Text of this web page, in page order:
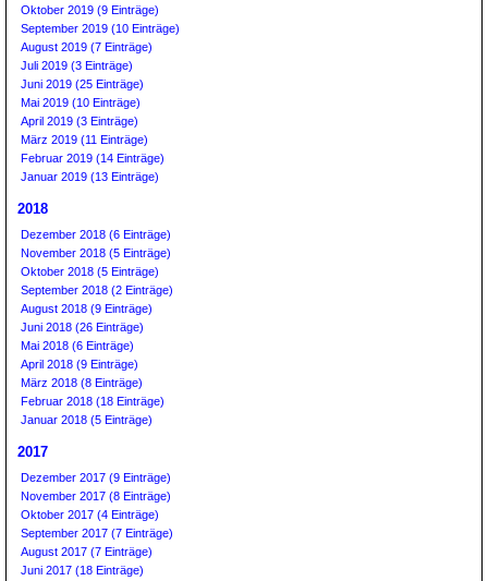
Oktober 2019 (9 Einträge)
September 2019 (10 Einträge)
August 2019 (7 Einträge)
Juli 2019 (3 Einträge)
Juni 2019 (25 Einträge)
Mai 2019 (10 Einträge)
April 2019 (3 Einträge)
März 2019 (11 Einträge)
Februar 2019 (14 Einträge)
Januar 2019 (13 Einträge)
2018
Dezember 2018 (6 Einträge)
November 2018 (5 Einträge)
Oktober 2018 (5 Einträge)
September 2018 (2 Einträge)
August 2018 (9 Einträge)
Juni 2018 (26 Einträge)
Mai 2018 (6 Einträge)
April 2018 (9 Einträge)
März 2018 (8 Einträge)
Februar 2018 (18 Einträge)
Januar 2018 (5 Einträge)
2017
Dezember 2017 (9 Einträge)
November 2017 (8 Einträge)
Oktober 2017 (4 Einträge)
September 2017 (7 Einträge)
August 2017 (7 Einträge)
Juni 2017 (18 Einträge)